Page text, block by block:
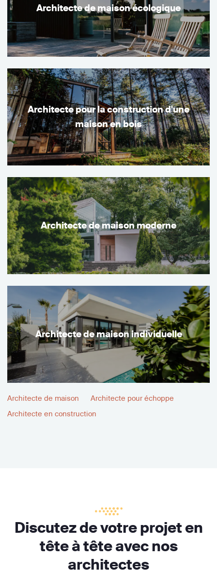
Architecte de maison écologique
Architecte pour la construction d'une
maison en bois
Architecte de maison moderne
Architecte de maison individuelle
Architecte de maison
Architecte pour échoppe
Architecte en construction
Discutez de votre projet en
tête à tête avec nos
architectes